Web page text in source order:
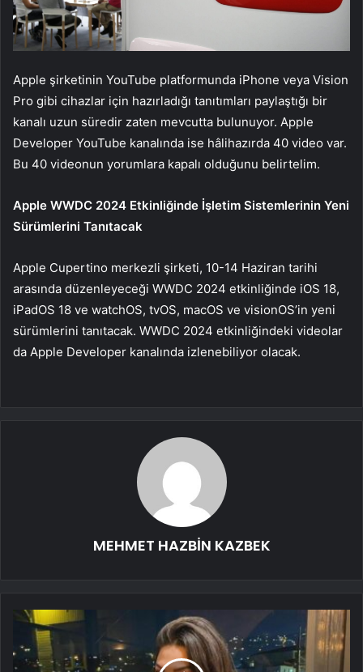
Apple şirketinin YouTube platformunda iPhone veya Vision
Pro gibi cihazlar için hazırladığı tanıtımları paylaştığı bir
kanalı uzun süredir zaten mevcutta bulunuyor. Apple
Developer YouTube kanalında ise hâlihazırda 40 video var.
Bu 40 videonun yorumlara kapalı olduğunu belirtelim.
Apple WWDC 2024 Etkinliğinde İşletim Sistemlerinin Yeni
Sürümlerini Tanıtacak
Apple Cupertino merkezli şirketi, 10-14 Haziran tarihi
arasında düzenleyeceği WWDC 2024 etkinliğinde iOS 18,
iPadOS 18 ve watchOS, tvOS, macOS ve visionOS’in yeni
sürümlerini tanıtacak. WWDC 2024 etkinliğindeki videolar
da Apple Developer kanalında izlenebiliyor olacak.
MEHMET HAZBİN KAZBEK